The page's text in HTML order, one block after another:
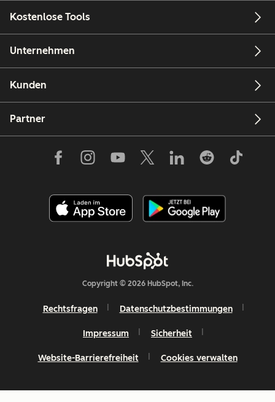
Kostenlose Tools
Unternehmen
Kunden
Partner
Copyright © 2026 HubSpot, Inc.
Rechtsfragen Datenschutzbestimmungen
Impressum Sicherheit
Website-Barrierefreiheit Cookies verwalten